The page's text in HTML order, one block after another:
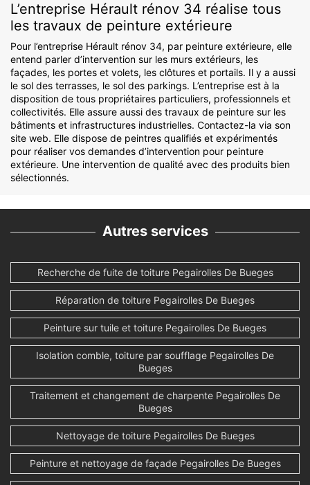
L’entreprise Hérault rénov 34 réalise tous
les travaux de peinture extérieure
Pour l’entreprise Hérault rénov 34, par peinture extérieure, elle
entend parler d’intervention sur les murs extérieurs, les
façades, les portes et volets, les clôtures et portails. Il y a aussi
le sol des terrasses, le sol des parkings. L’entreprise est à la
disposition de tous propriétaires particuliers, professionnels et
collectivités. Elle assure aussi des travaux de peinture sur les
bâtiments et infrastructures industrielles. Contactez-la via son
site web. Elle dispose de peintres qualifiés et expérimentés
pour réaliser vos demandes d’intervention pour peinture
extérieure. Une intervention de qualité avec des produits bien
sélectionnés.
Autres services
Recherche de fuite de toiture Pegairolles De Bueges
Réparation de toiture Pegairolles De Bueges
Peinture sur tuile et toiture Pegairolles De Bueges
Isolation comble, toiture par soufflage Pegairolles De
Bueges
Traitement et changement de charpente Pegairolles De
Bueges
Nettoyage de toiture Pegairolles De Bueges
Peinture et nettoyage de façade Pegairolles De Bueges